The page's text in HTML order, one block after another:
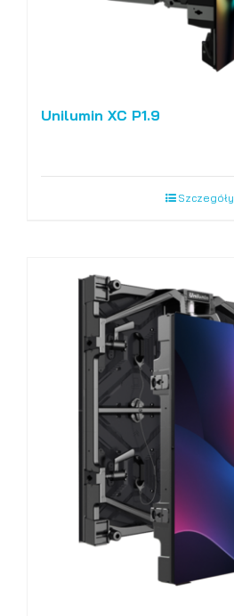
Unilumin XC P1.9
Szczegóły